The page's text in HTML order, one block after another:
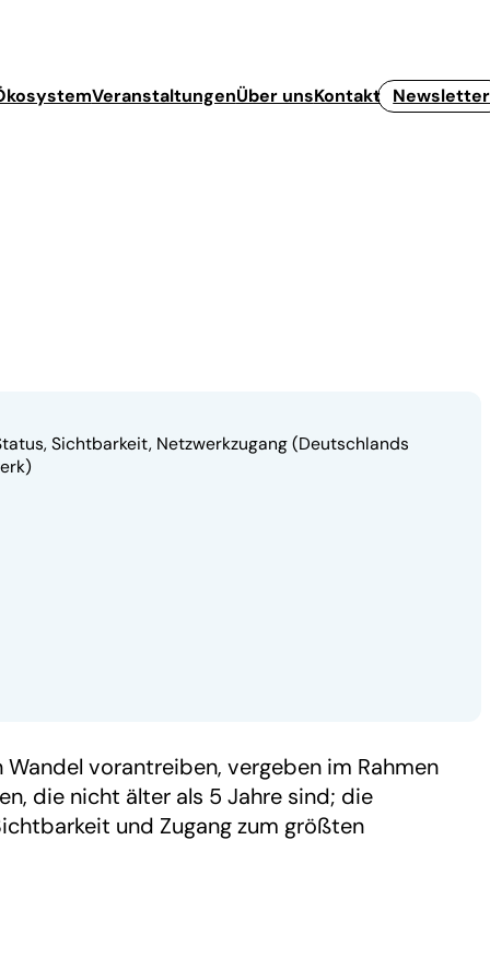
VeranstaltungenÜber unsKontakt Newsletter
Sichtbarkeit, Netzwerkzugang (Deutschlands
vorantreiben, vergeben im Rahmen
die nicht älter als 5 Jahre sind; die
und Zugang zum größten